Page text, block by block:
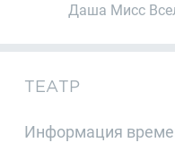
Даша Мисс
ТЕАТР
Информация